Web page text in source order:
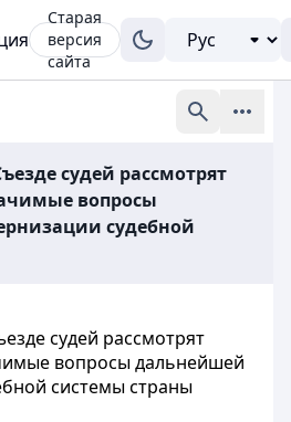
Старая
версия
сайта
судей рассмотрят
вопросы
судебной
судей рассмотрят
вопросы дальнейшей
системы страны